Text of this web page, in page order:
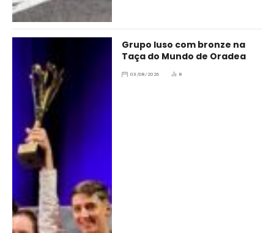
Grupo luso com bronze na
Taça do Mundo de Oradea
03/08/2026 8